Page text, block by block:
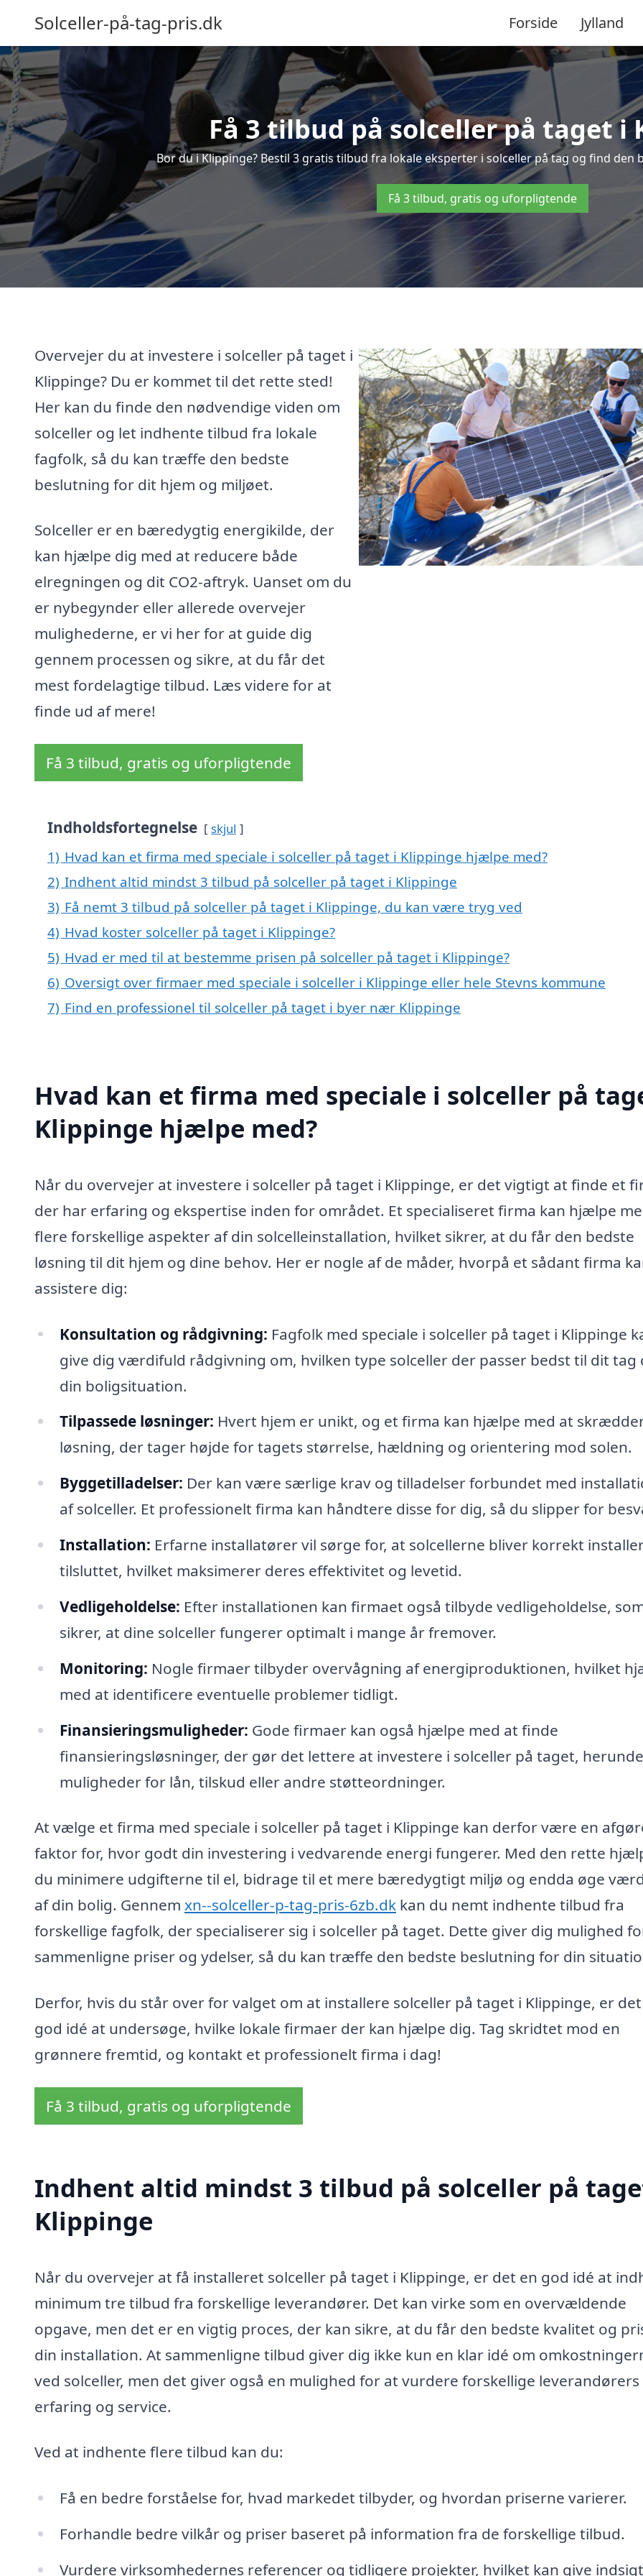
Solceller-på-tag-pris.dk Forside Jylland
Få 3 tilbud på solceller på taget i
Bor du i Klippinge? Bestil 3 gratis tilbud fra lokale eksperter i solceller på tag og find den
Få 3 tilbud, gratis og uforpligtende
Overvejer du at investere i solceller på taget i
Klippinge? Du er kommet til det rette sted!
Her kan du finde den nødvendige viden om
solceller og let indhente tilbud fra lokale
fagfolk, så du kan træffe den bedste
beslutning for dit hjem og miljøet.
Solceller er en bæredygtig energikilde, der
kan hjælpe dig med at reducere både
elregningen og dit CO2-aftryk. Uanset om du
er nybegynder eller allerede overvejer
mulighederne, er vi her for at guide dig
gennem processen og sikre, at du får det
mest fordelagtige tilbud. Læs videre for at
finde ud af mere!
Få 3 tilbud, gratis og uforpligtende
Indholdsfortegnelse skjul
1) Hvad kan et firma med speciale i solceller på taget i Klippinge hjælpe med?
2) Indhent altid mindst 3 tilbud på solceller på taget i Klippinge
3) Få nemt 3 tilbud på solceller på taget i Klippinge, du kan være tryg ved
4) Hvad koster solceller på taget i Klippinge?
5) Hvad er med til at bestemme prisen på solceller på taget i Klippinge?
6) Oversigt over firmaer med speciale i solceller i Klippinge eller hele Stevns kommune
7) Find en professionel til solceller på taget i byer nær Klippinge
Hvad kan et firma med speciale i solceller på
Klippinge hjælpe med?
Når du overvejer at investere i solceller på taget i Klippinge, er det vigtigt at finde et
der har erfaring og ekspertise inden for området. Et specialiseret firma kan hjælpe
flere forskellige aspekter af din solcelleinstallation, hvilket sikrer, at du får den bedste
løsning til dit hjem og dine behov. Her er nogle af de måder, hvorpå et sådant firma
assistere dig:
Konsultation og rådgivning: Fagfolk med speciale i solceller på taget i Klippinge
give dig værdifuld rådgivning om, hvilken type solceller der passer bedst til dit tag
din boligsituation.
Tilpassede løsninger: Hvert hjem er unikt, og et firma kan hjælpe med at
løsning, der tager højde for tagets størrelse, hældning og orientering mod solen.
Byggetilladelser: Der kan være særlige krav og tilladelser forbundet med
af solceller. Et professionelt firma kan håndtere disse for dig, så du slipper for
Installation: Erfarne installatører vil sørge for, at solcellerne bliver korrekt
tilsluttet, hvilket maksimerer deres effektivitet og levetid.
Vedligeholdelse: Efter installationen kan firmaet også tilbyde vedligeholdelse,
sikrer, at dine solceller fungerer optimalt i mange år fremover.
Monitoring: Nogle firmaer tilbyder overvågning af energiproduktionen, hvilket
med at identificere eventuelle problemer tidligt.
Finansieringsmuligheder: Gode firmaer kan også hjælpe med at finde
finansieringsløsninger, der gør det lettere at investere i solceller på taget,
muligheder for lån, tilskud eller andre støtteordninger.
At vælge et firma med speciale i solceller på taget i Klippinge kan derfor være en
faktor for, hvor godt din investering i vedvarende energi fungerer. Med den rette
du minimere udgifterne til el, bidrage til et mere bæredygtigt miljø og endda øge
af din bolig. Gennem xn--solceller-p-tag-pris-6zb.dk kan du nemt indhente tilbud fra
forskellige fagfolk, der specialiserer sig i solceller på taget. Dette giver dig mulighed
sammenligne priser og ydelser, så du kan træffe den bedste beslutning for din
Derfor, hvis du står over for valget om at installere solceller på taget i Klippinge, er
god idé at undersøge, hvilke lokale firmaer der kan hjælpe dig. Tag skridtet mod en
grønnere fremtid, og kontakt et professionelt firma i dag!
Få 3 tilbud, gratis og uforpligtende
Indhent altid mindst 3 tilbud på solceller på
Klippinge
Når du overvejer at få installeret solceller på taget i Klippinge, er det en god idé at
minimum tre tilbud fra forskellige leverandører. Det kan virke som en overvældende
opgave, men det er en vigtig proces, der kan sikre, at du får den bedste kvalitet og
din installation. At sammenligne tilbud giver dig ikke kun en klar idé om
ved solceller, men det giver også en mulighed for at vurdere forskellige leverandørers
erfaring og service.
Ved at indhente flere tilbud kan du:
Få en bedre forståelse for, hvad markedet tilbyder, og hvordan priserne varierer.
Forhandle bedre vilkår og priser baseret på information fra de forskellige tilbud.
Vurdere virksomhedernes referencer og tidligere projekter, hvilket kan give